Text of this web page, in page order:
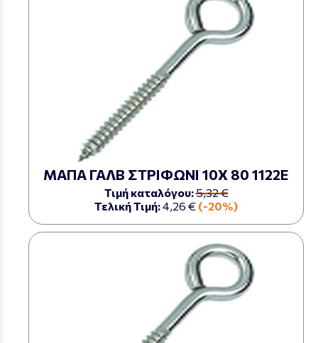
ΜΑΠΑ ΓΑΛΒ ΣΤΡΙΦΩΝΙ 10Χ 80 1122Ε
Τιμή καταλόγου:5,32 €
Τελική Τιμή:4,26 € (-20%)